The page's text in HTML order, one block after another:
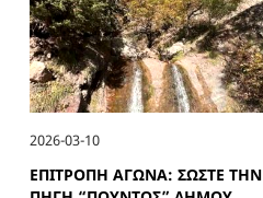
2026-03-10
ΕΠΙΤΡΟΠΗ ΑΓΩΝΑ: ΣΩΣΤΕ ΤΗΝ